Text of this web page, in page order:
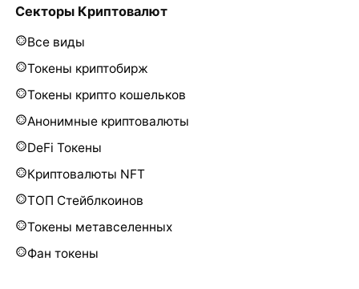
Секторы Криптовалют
Все виды
Токены криптобирж
Токены крипто кошельков
Анонимные криптовалюты
DeFi Токены
Криптовалюты NFT
ТОП Стейблкоинов
Токены метавселенных
Фан токены